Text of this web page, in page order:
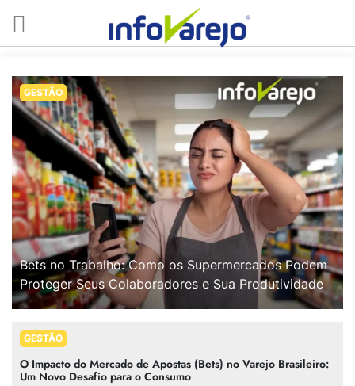
GESTÃO
Bets no Trabalho: Como os Supermercados Podem
Proteger Seus Colaboradores e Sua Produtividade
GESTÃO
O Impacto do Mercado de Apostas (Bets) no Varejo Brasileiro:
Um Novo Desafio para o Consumo